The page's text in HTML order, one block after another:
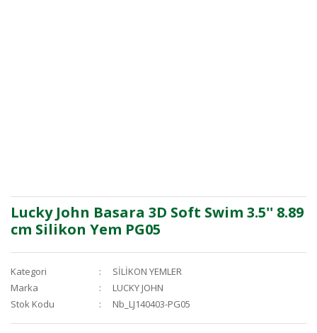
Lucky John Basara 3D Soft Swim 3.5'' 8.89
cm Silikon Yem PG05
Kategori
SİLİKON YEMLER
Marka
LUCKY JOHN
Stok Kodu
Nb_LJ140403-PG05